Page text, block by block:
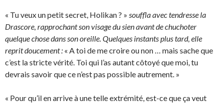
« Tu veux un petit secret, Holikan ? » souffla avec tendresse la
Drascore, rapprochant son visage du sien avant de chuchoter
quelque chose dans son oreille. Quelques instants plus tard, elle
reprit doucement : « A toi de me croire ou non … mais sache que
c’est la stricte vérité. Toi qui l’as autant côtoyé que moi, tu
devrais savoir que ce n’est pas possible autrement. »
« Pour qu’il en arrive à une telle extrémité, est-ce que ça veut